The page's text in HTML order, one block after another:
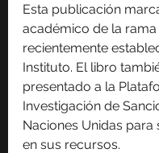
Esta publicación
académico de la
recientemente
Instituto. El libro
presentado a la
Investigación de
Naciones Unidas para
en sus recursos.